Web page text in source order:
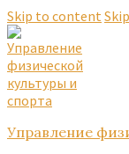
Skip to content
Управление